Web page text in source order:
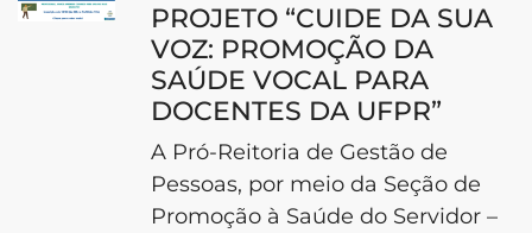
PROJETO “CUIDE DA SUA
VOZ: PROMOÇÃO DA
SAÚDE VOCAL PARA
DOCENTES DA UFPR”
A Pró-Reitoria de Gestão de
Pessoas, por meio da Seção de
Promoção à Saúde do Servidor –